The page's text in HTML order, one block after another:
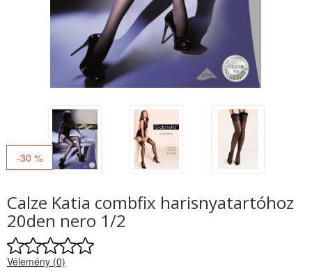
-30 %
Calze Katia combfix harisnyatartóhoz
20den nero 1/2
Vélemény (0)